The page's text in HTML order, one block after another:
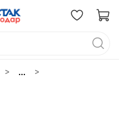
...